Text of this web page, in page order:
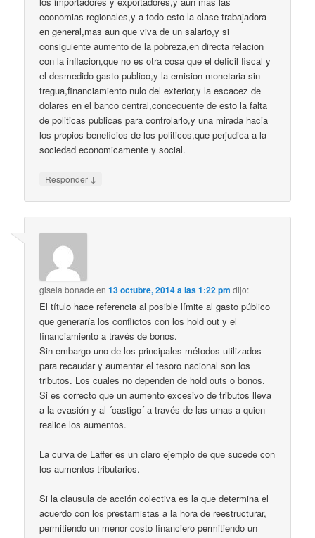
economias regionales,y a todo esto la clase trabajadora
en general,mas aun que viva de un salario,y si
consiguiente aumento de la pobreza,en directa relacion
con la inflacion,que no es otra cosa que el deficil fiscal y
el desmedido gasto publico,y la emision monetaria sin
tregua,financiamiento nulo del exterior,y la escacez de
dolares en el banco central,concecuente de esto la falta
de politicas publicas para controlarlo,y una mirada hacia
los propios beneficios de los politicos,que perjudica a la
sociedad economicamente y social.
Responder ↓
gisela bonade en13 octubre, 2014 a las 1:22 pm dijo:
El título hace referencia al posible límite al gasto público
que generaría los conflictos con los hold out y el
financiamiento a través de bonos.
Sin embargo uno de los principales métodos utilizados
para recaudar y aumentar el tesoro nacional son los
tributos. Los cuales no dependen de hold outs o bonos.
Si es correcto que un aumento excesivo de tributos lleva
a la evasión y al ´castigo´ a través de las urnas a quien
realice los aumentos.
La curva de Laffer es un claro ejemplo de que sucede con
los aumentos tributarios.
Si la clausula de acción colectiva es la que determina el
acuerdo con los prestamistas a la hora de reestructurar,
permitiendo un menor costo financiero permitiendo un